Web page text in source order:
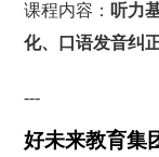
课程内容： 听力
化、口语发音纠
---
好未来教育集